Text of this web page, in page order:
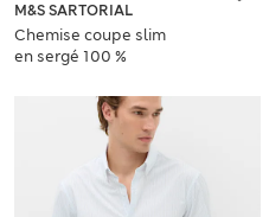
M&S SARTORIAL
Chemise coupe slim
en sergé 100 %